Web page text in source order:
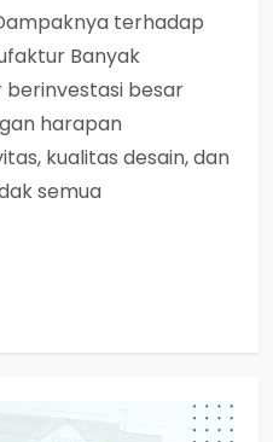
terhadap
Banyak
besar
harapan
kualitas desain, dan
semua